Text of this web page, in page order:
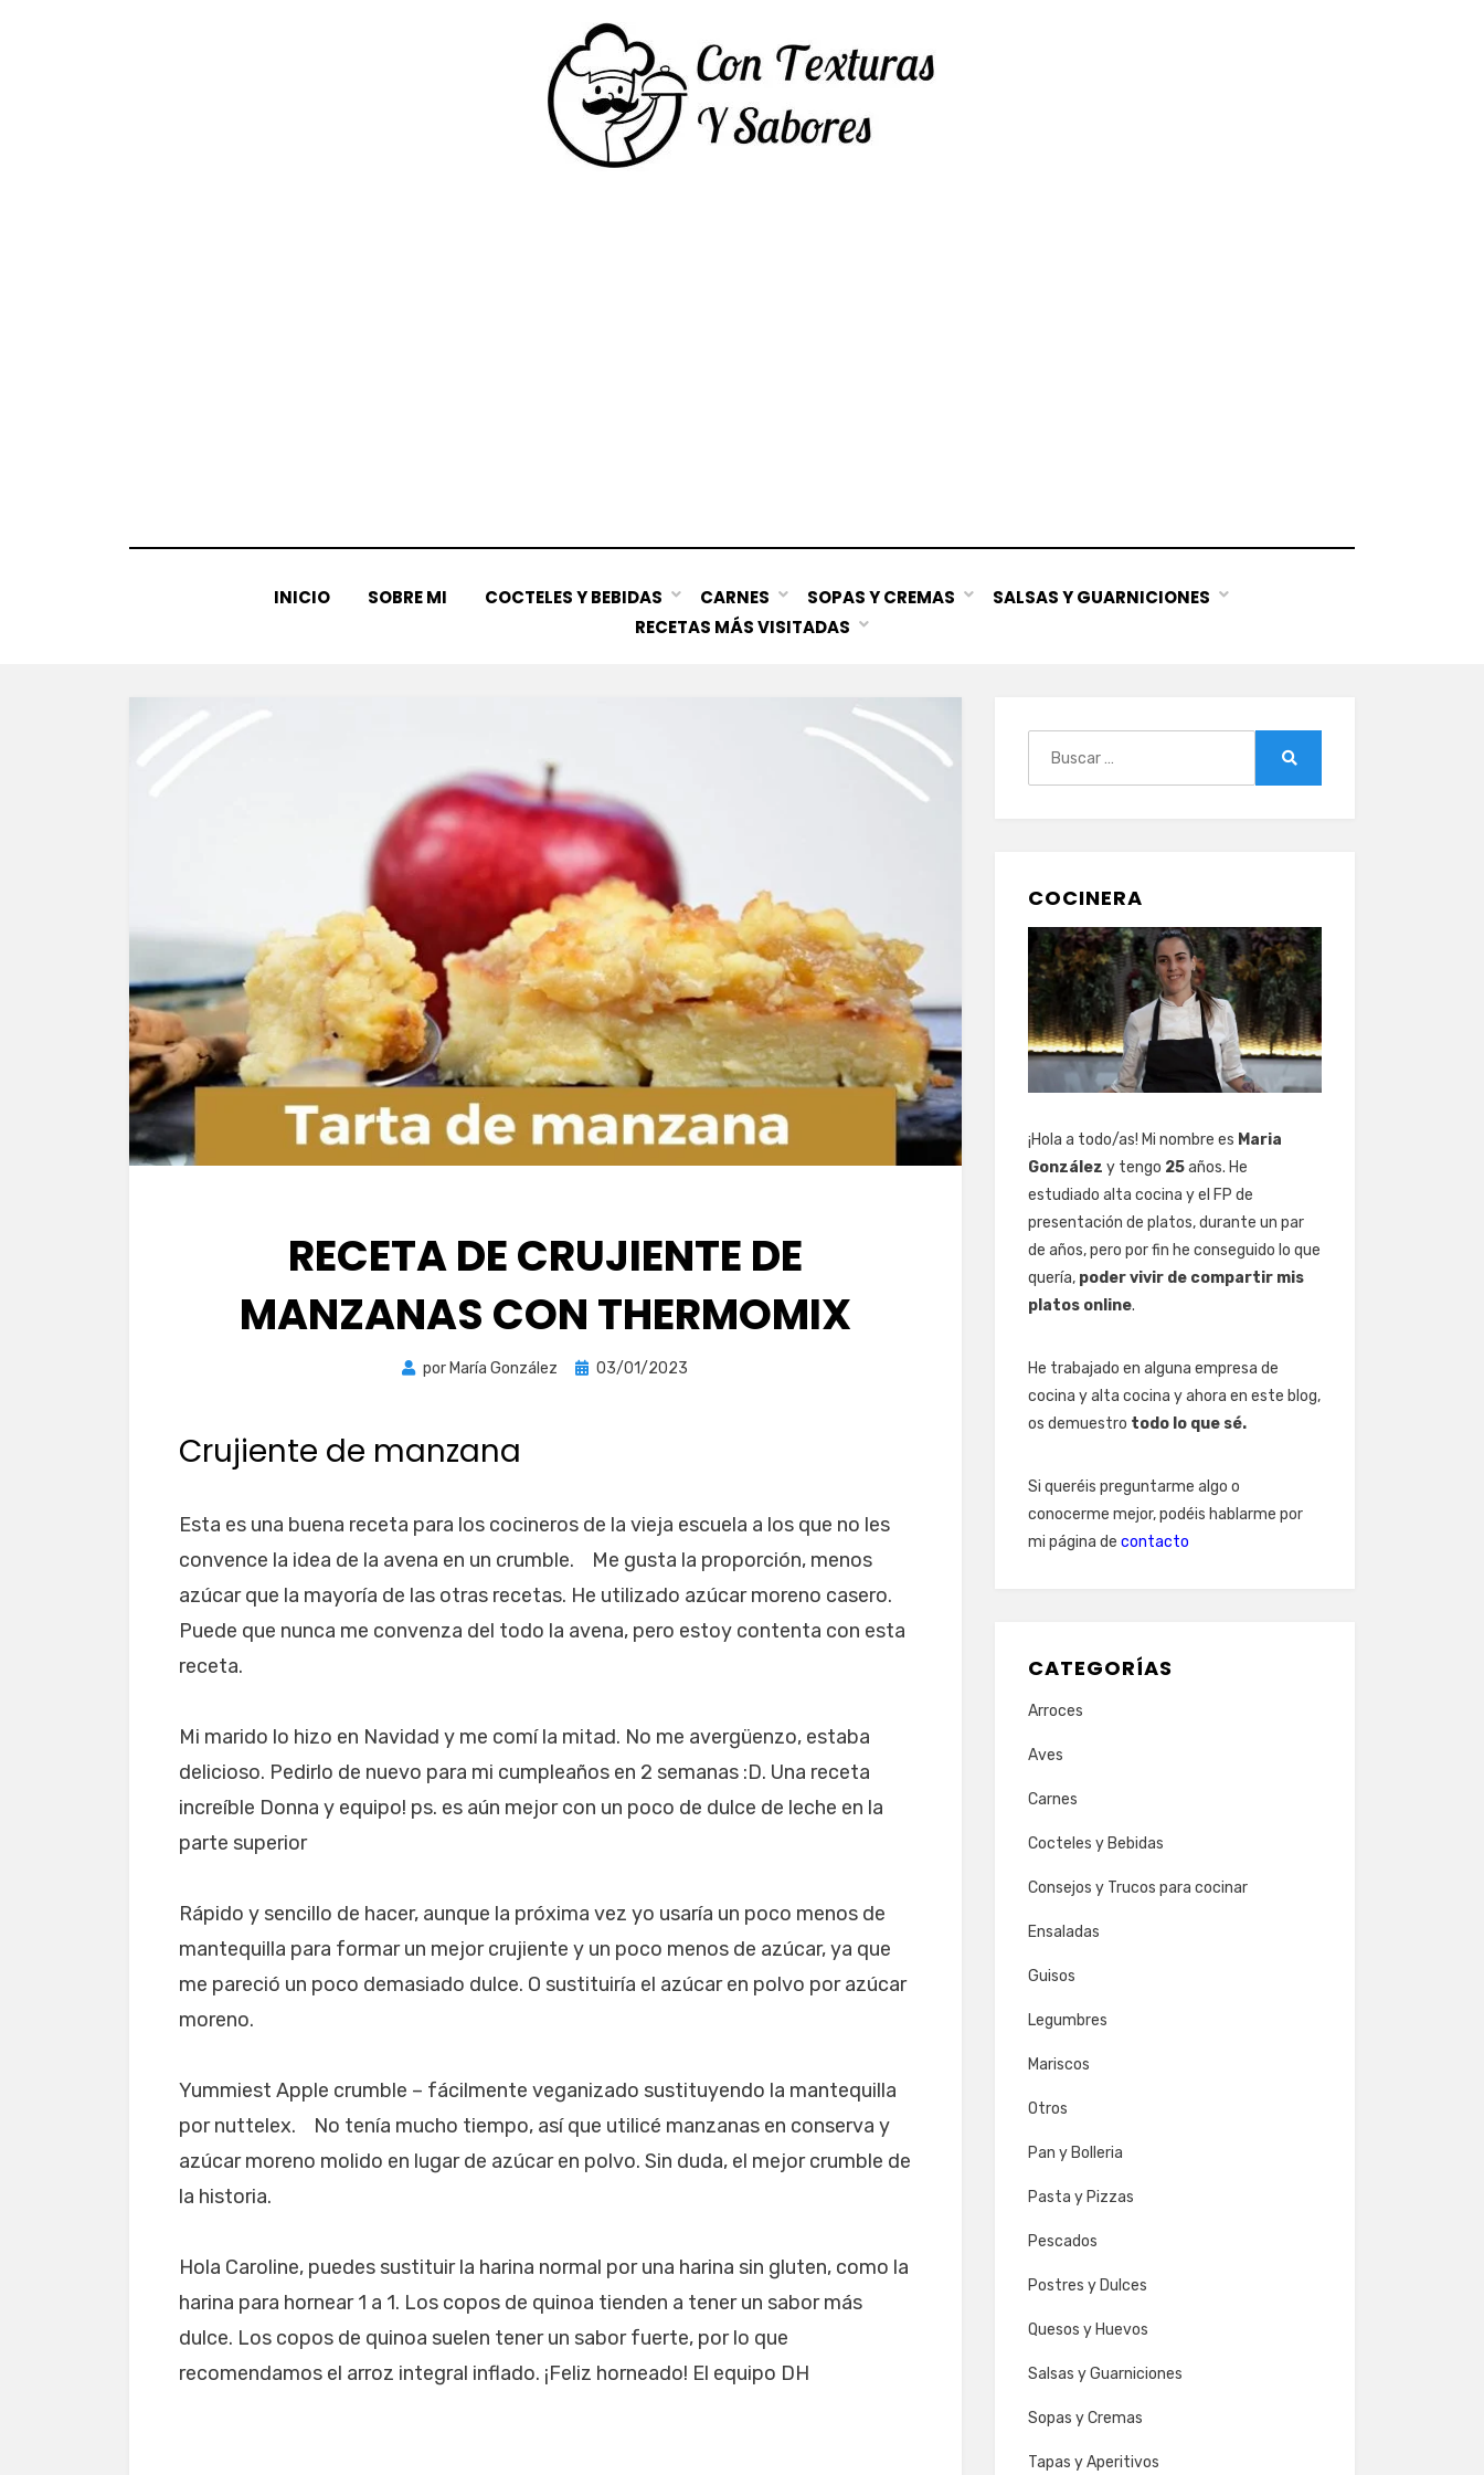
INICIO SOBRE MI COCTELES Y BEBIDAS CARNES SOPAS Y CREMAS
SALSAS Y GUARNICIONES
RECETAS MÁS VISITADAS
RECETA DE CRUJIENTE DE
MANZANAS CON THERMOMIX
por María González
Publicada
03/01/2023
Crujiente de manzana
Esta es una buena receta para los cocineros de la vieja escuela a los que no les
convence la idea de la avena en un crumble. Me gusta la proporción, menos
azúcar que la mayoría de las otras recetas. He utilizado azúcar moreno casero.
Puede que nunca me convenza del todo la avena, pero estoy contenta con esta
receta.
Mi marido lo hizo en Navidad y me comí la mitad. No me avergüenzo, estaba
delicioso. Pedirlo de nuevo para mi cumpleaños en 2 semanas :D. Una receta
increíble Donna y equipo! ps. es aún mejor con un poco de dulce de leche en la
parte superior
Rápido y sencillo de hacer, aunque la próxima vez yo usaría un poco menos de
mantequilla para formar un mejor crujiente y un poco menos de azúcar, ya que
me pareció un poco demasiado dulce. O sustituiría el azúcar en polvo por azúcar
moreno.
Yummiest Apple crumble – fácilmente veganizado sustituyendo la mantequilla
por nuttelex. No tenía mucho tiempo, así que utilicé manzanas en conserva y
azúcar moreno molido en lugar de azúcar en polvo. Sin duda, el mejor crumble de
la historia.
Hola Caroline, puedes sustituir la harina normal por una harina sin gluten, como la
harina para hornear 1 a 1. Los copos de quinoa tienden a tener un sabor más
dulce. Los copos de quinoa suelen tener un sabor fuerte, por lo que
recomendamos el arroz integral inflado. ¡Feliz horneado! El equipo DH
COCINERA
¡Hola a todo/as! Mi nombre es Maria
González y tengo 25años. He
estudiado alta cocina y el FP de
presentación de platos, durante un par
de años, pero por fin he conseguido lo que
quería, poder vivir de compartir mis
platos online.
He trabajado en alguna empresa de
cocina y alta cocina y ahora en este blog,
os demuestro todo lo que sé.
Si queréis preguntarme algo o
conocerme mejor, podéis hablarme por
mi página de contacto
CATEGORÍAS
Arroces
Aves
Carnes
Cocteles y Bebidas
Consejos y Trucos para cocinar
Ensaladas
Guisos
Legumbres
Mariscos
Otros
Pan y Bolleria
Pasta y Pizzas
Pescados
Postres y Dulces
Quesos y Huevos
Salsas y Guarniciones
Sopas y Cremas
Tapas y Aperitivos